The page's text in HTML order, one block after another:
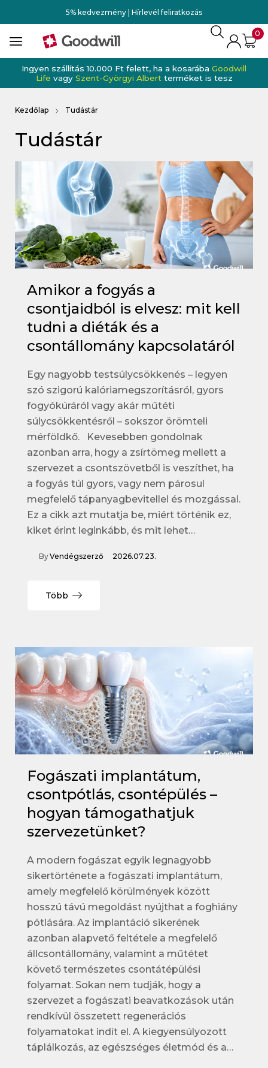
5% kedvezmény | Hírlevél feliratkozás
0
Ingyen szállítás 10.000 Ft felett, ha a kosarába Goodwill
Life vagy Szent-Györgyi Albert terméket is tesz
Kezdőlap Tudástár
Tudástár
Amikor a fogyás a
csontjaidból is elvesz: mit kell
tudni a diéták és a
csontállomány kapcsolatáról
Egy nagyobb testsúlycsökkenés – legyen
szó szigorú kalóriamegszorításról, gyors
fogyókúráról vagy akár műtéti
súlycsökkentésről – sokszor örömteli
mérföldkő. Kevesebben gondolnak
azonban arra, hogy a zsírtömeg mellett a
szervezet a csontszövetből is veszíthet, ha
a fogyás túl gyors, vagy nem párosul
megfelelő tápanyagbevitellel és mozgással.
Ez a cikk azt mutatja be, miért történik ez,
kiket érint leginkább, és mit lehet…
ByVendégszerző 2026.07.23.
Több
Fogászati implantátum,
csontpótlás, csontépülés –
hogyan támogathatjuk
szervezetünket?
A modern fogászat egyik legnagyobb
sikertörténete a fogászati implantátum,
amely megfelelő körülmények között
hosszú távú megoldást nyújthat a foghiány
pótlására. Az implantáció sikerének
azonban alapvető feltétele a megfelelő
állcsontállomány, valamint a műtétet
követő természetes csontátépülési
folyamat. Sokan nem tudják, hogy a
szervezet a fogászati beavatkozások után
rendkívül összetett regenerációs
folyamatokat indít el. A kiegyensúlyozott
táplálkozás, az egészséges életmód és a…